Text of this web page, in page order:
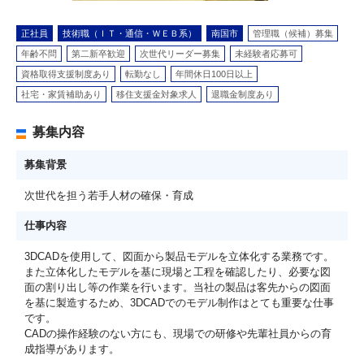
正社員 技術職（ＩＴ・通信・ＷＥＢ系） 南国市 管理職（候補）募集
年齢不問 第二新卒歓迎 次世代リーダー募集 未経験者応募可
資格取得支援制度あり 転勤なし 年間休日100日以上
社宅・家賃補助あり 移住支援金対象求人 退職金制度あり
募集内容
募集背景
次世代を担う若手人材の確保・育成
仕事内容
3DCADを使用して、図面から製品モデルを立体化する業務です。
また立体化したモデルを基に現場と工程を確認したり、必要な図
面の割り出し等の作業を行います。当社の製品は客先からの図面
を基に製造するため、3DCADでのモデル制作はとても重要な仕事
です。
CADの操作経験のない方にも、現場での研修や先輩社員からの育
成指導があります。